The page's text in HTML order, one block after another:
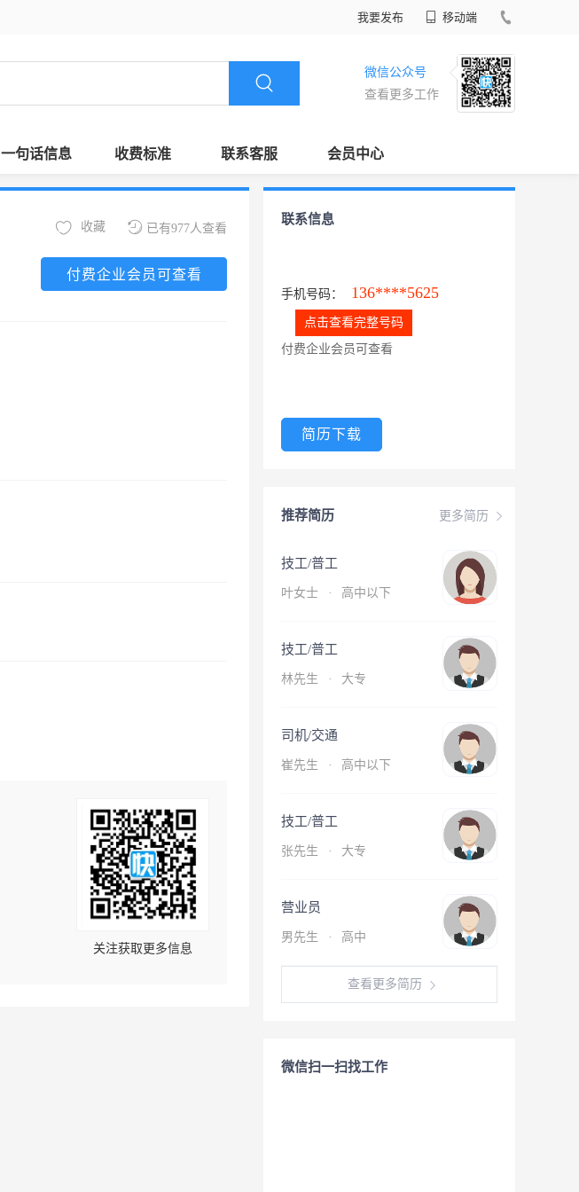
我要发布 移动端
微信公众号
查看更多工作
一句话信息 收费标准 联系客服 会员中心
已有977人查看
收藏
付费企业会员可查看
关注获取更多信息
联系信息
手机号码： 136****5625
点击查看完整号码
付费企业会员可查看
简历下载
更多简历
推荐简历
技工/普工
叶女士 · 高中以下
技工/普工
林先生 · 大专
司机/交通
崔先生 · 高中以下
技工/普工
张先生 · 大专
营业员
男先生 · 高中
查看更多简历
微信扫一扫找工作